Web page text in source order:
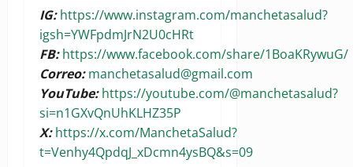
IG:https://www.instagram.com/manchetasalud?
igsh=YWFpdmJrN2U0cHRt
FB:https://www.facebook.com/share/1BoaKRywuG/
Correo:manchetasalud@gmail.com
YouTube: https://youtube.com/@manchetasalud?
si=n1GXvQnUhKLHZ35P
X:https://x.com/ManchetaSalud?
t=Venhy4QpdqJ_xDcmn4ysBQ&s=09